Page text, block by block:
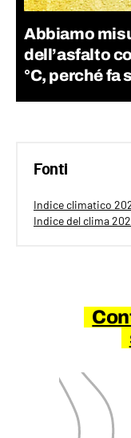
Abbiamo
dell’asfalto
°C, perché fa
Fonti
Indice climatico
Indice del clima